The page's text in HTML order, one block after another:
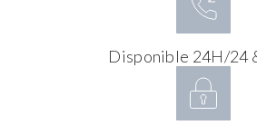
Disponible 24H/24